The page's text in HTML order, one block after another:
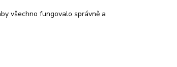
všechno fungovalo správně a